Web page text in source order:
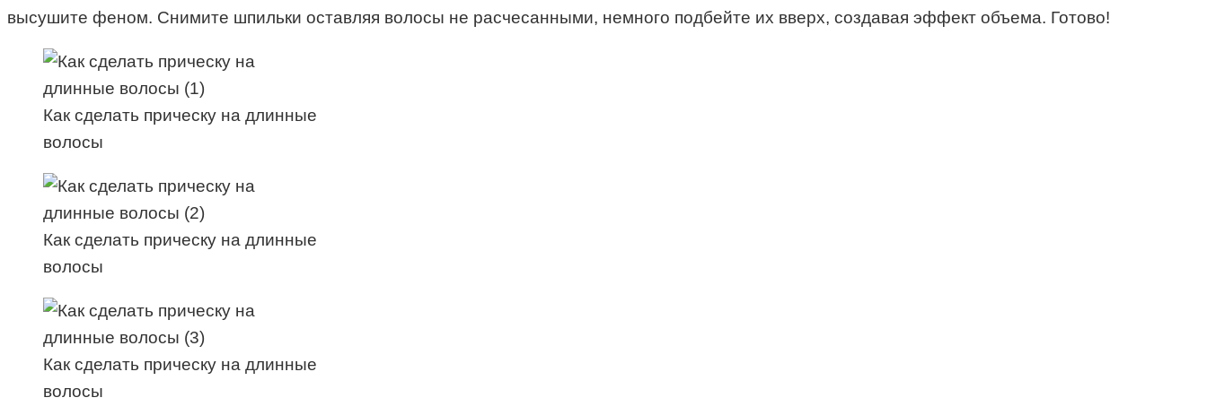
высушите феном. Снимите шпильки оставляя волосы не расчесанными, немного подбейте их вверх, создавая эффект объема. Готово!
Как сделать прическу на длинные
волосы
Как сделать прическу на длинные
волосы
Как сделать прическу на длинные
волосы